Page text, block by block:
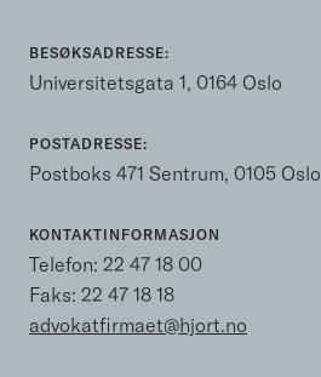
BESØKSADRESSE:
Universitetsgata 1, 0164 Oslo
POSTADRESSE:
Postboks 471 Sentrum, 0105 Oslo
KONTAKTINFORMASJON
Telefon: 22 47 18 00
Faks: 22 47 18 18
advokatfirmaet@hjort.no